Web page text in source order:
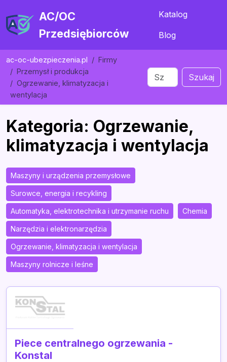
AC/OC
Przedsiębiorców
Katalog
Blog
ac-oc-ubezpieczenia.pl
Firmy
Przemysł i produkcja
Ogrzewanie, klimatyzacja i
wentylacja
Szukaj
Kategoria: Ogrzewanie,
klimatyzacja i wentylacja
Maszyny i urządzenia przemysłowe
Surowce, energia i recykling
Automatyka, elektrotechnika i utrzymanie ruchu Chemia
Narzędzia i elektronarzędzia
Ogrzewanie, klimatyzacja i wentylacja
Maszyny rolnicze i leśne
Piece centralnego ogrzewania -
Konstal